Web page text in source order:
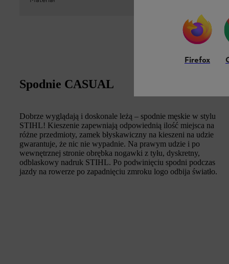
Spodnie CASUAL
Dobrze wyglądają i doskonale leżą – spodnie męskie w stylu
STIHL! Kieszenie zapewniają odpowiednią ilość miejsca na
różne przedmioty, zamek błyskawiczny na kieszeni na udzie
gwarantuje, że nic nie wypadnie. Na prawym udzie i po
wewnętrznej stronie obrębka nogawki z tyłu, dyskretny,
odblaskowy nadruk STIHL. Po podwinięciu spodni podczas
jazdy na rowerze po zapadnięciu zmroku logo odbija światło.
Firefox